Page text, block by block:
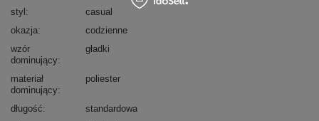
styl
casual
okazja
codzienne
wzór
dominujący
gładki
materiał
dominujący
poliester
długość
standardowa